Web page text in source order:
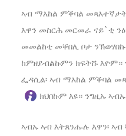
ኣብ ማእከል ምቕባል
እዋን መስርሕ መርመራ ናይ`ቲ
መመልከቲ መቐበሊ ቦታ
ከምዘይብልኩምን ክፍትሹ እዮም።
ፌዳሲል፡ ኣብ ማእከል ምቕባል
ክህበኩም እዩ። ንግዚኡ
ኣብኡ ኣብ እትጸንሑሉ እዋን፡